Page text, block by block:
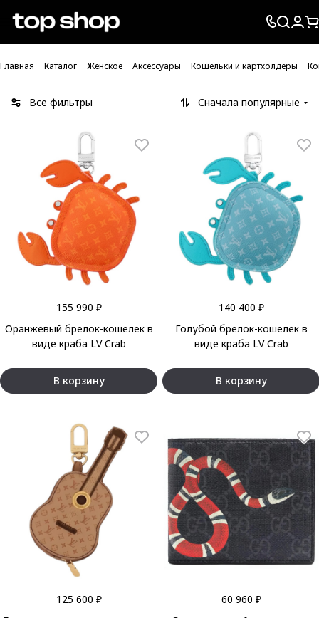
Проверка хлебных крошек
Главная Каталог Женское Аксессуары Кошельки и картхолдеры
Все фильтры Сначала популярные
155 990 ₽
Оранжевый брелок-кошелек в
виде краба LV Crab
В корзину
140 400 ₽
Голубой брелок-кошелек в
виде краба LV Crab
В корзину
125 600 ₽
60 960 ₽